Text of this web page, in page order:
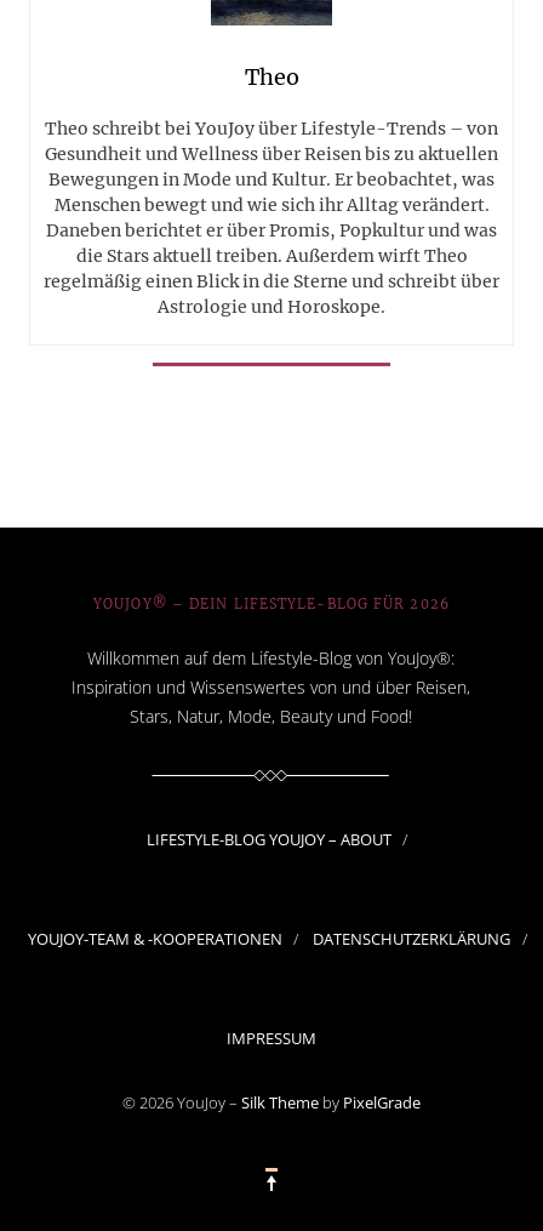
Theo
Theo schreibt bei YouJoy über Lifestyle-Trends – von
Gesundheit und Wellness über Reisen bis zu aktuellen
Bewegungen in Mode und Kultur. Er beobachtet, was
Menschen bewegt und wie sich ihr Alltag verändert.
Daneben berichtet er über Promis, Popkultur und was
die Stars aktuell treiben. Außerdem wirft Theo
regelmäßig einen Blick in die Sterne und schreibt über
Astrologie und Horoskope.
YOUJOY® – DEIN LIFESTYLE-BLOG FÜR 2026
Willkommen auf dem Lifestyle-Blog von YouJoy®:
Inspiration und Wissenswertes von und über Reisen,
Stars, Natur, Mode, Beauty und Food!
LIFESTYLE-BLOG YOUJOY – ABOUT
YOUJOY-TEAM & -KOOPERATIONEN DATENSCHUTZERKLÄRUNG
IMPRESSUM
© 2026 YouJoy – Silk Theme by PixelGrade